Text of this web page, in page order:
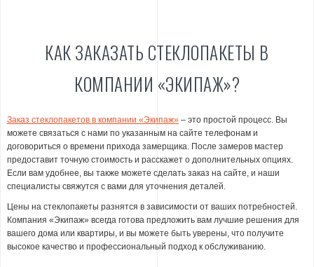
КАК ЗАКАЗАТЬ СТЕКЛОПАКЕТЫ В
КОМПАНИИ «ЭКИПАЖ»?
Заказ стеклопакетов в компании «Экипаж» – это простой процесс. Вы
можете связаться с нами по указанным на сайте телефонам и
договориться о времени прихода замерщика. После замеров мастер
предоставит точную стоимость и расскажет о дополнительных опциях.
Если вам удобнее, вы также можете сделать заказ на сайте, и наши
специалисты свяжутся с вами для уточнения деталей.
Цены на стеклопакеты разнятся в зависимости от ваших потребностей.
Компания «Экипаж» всегда готова предложить вам лучшие решения для
вашего дома или квартиры, и вы можете быть уверены, что получите
высокое качество и профессиональный подход к обслуживанию.